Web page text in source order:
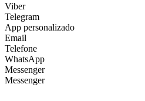
Viber
Telegram
App personalizado
Email
Telefone
WhatsApp
Messenger
Messenger